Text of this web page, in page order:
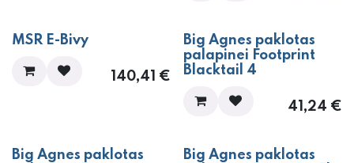
MSR E-Bivy
140,41 €
Big Agnes paklotas
palapinei Footprint
Blacktail 4
41,24 €
Big Agnes paklotas
Big Agnes paklotas